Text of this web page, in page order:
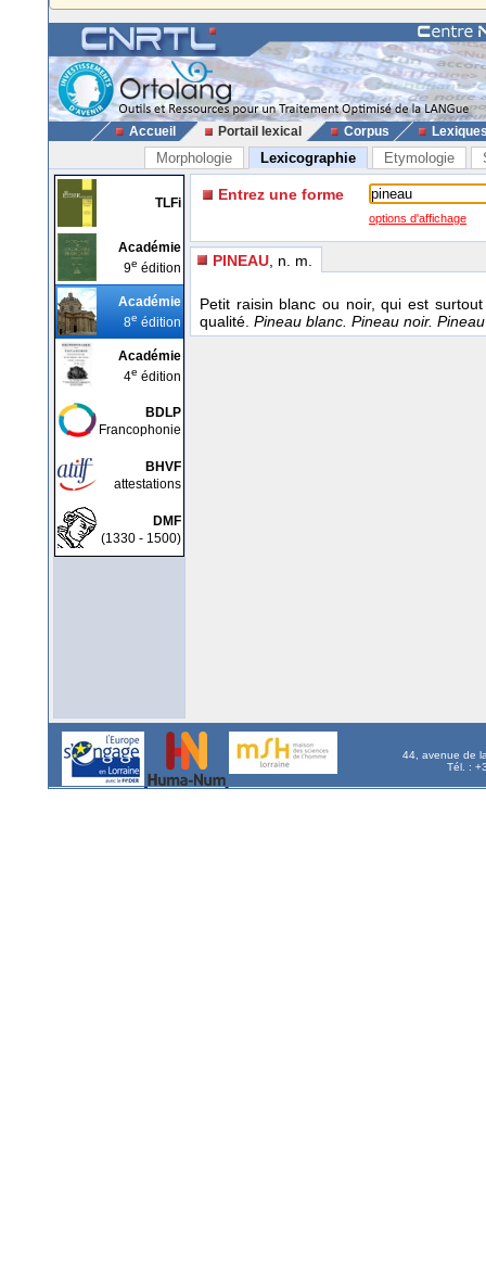
Accueil Portail lexical Corpus
Morphologie Lexicographie Etymologie
TLFi
Académie
9e édition
Académie
8e édition
Académie
4e édition
BDLP
Francophonie
BHVF
attestations
DMF
(1330 - 1500)
Entrez une forme
options d'affichage
PINEAU , n. m.
Petit raisin blanc ou noir, qui est
qualité. Pineau blanc. Pineau noir.
44, avenue de
Tél. :